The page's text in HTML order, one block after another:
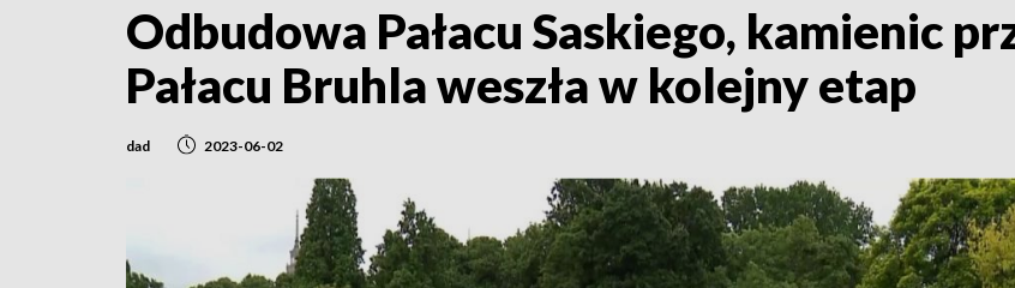
Odbudowa Pałacu Saskiego, kamienic
Pałacu Bruhla weszła w kolejny etap
dad 2023-06-02